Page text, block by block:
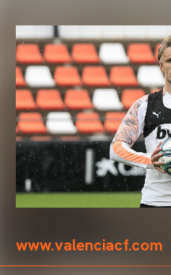
www.valenciacf.com